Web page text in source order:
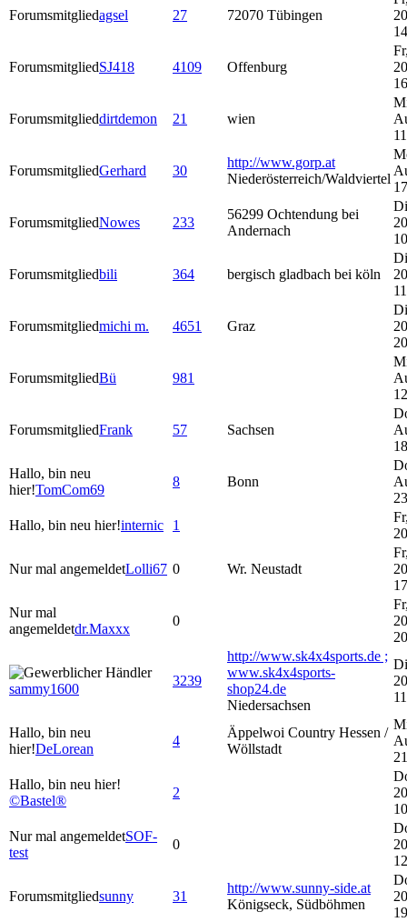
Forumsmitgliedagsel 27 72070 Tübingen
ForumsmitgliedSJ418 4109 Offenburg
Forumsmitglieddirtdemon 21 wien
ForumsmitgliedGerhard 30
http://www.gorp.at
Niederösterreich/Waldviertel
ForumsmitgliedNowes 233
56299 Ochtendung bei
Andernach
Forumsmitgliedbili 364 bergisch gladbach bei köln
Forumsmitgliedmichi m. 4651 Graz
ForumsmitgliedBü 981
ForumsmitgliedFrank 57 Sachsen
Hallo, bin neu
hier!TomCom69
8 Bonn
Hallo, bin neu hier!internic 1
Nur mal angemeldetLolli67 0 Wr. Neustadt
Nur mal
angemeldetdr.Maxxx
0
sammy1600
3239
http://www.sk4x4sports.de ;
www.sk4x4sports-
shop24.de
Niedersachsen
Hallo, bin neu
hier!DeLorean
4
Äppelwoi Country Hessen /
Wöllstadt
Hallo, bin neu hier!
©Bastel®
2
Nur mal angemeldetSOF-
test
0
Forumsmitgliedsunny 31
http://www.sunny-side.at
Königseck, Südböhmen